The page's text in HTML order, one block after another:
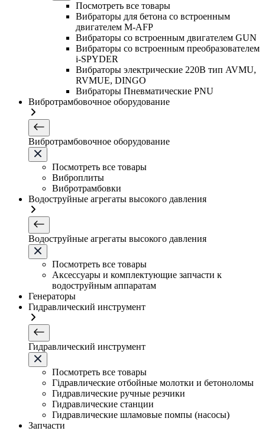
Посмотреть все товары
Вибраторы для бетона со встроенным
двигателем M-AFP
Вибраторы со встроенным двигателем GUN
Вибраторы со встроенным преобразователем
i-SPYDER
Вибраторы электрические 220B тип AVMU,
RVMUE, DINGO
Вибраторы Пневматические PNU
Вибротрамбовочное оборудование
Вибротрамбовочное оборудование
Посмотреть все товары
Виброплиты
Вибротрамбовки
Водоструйные агрегаты высокого давления
Водоструйные агрегаты высокого давления
Посмотреть все товары
Аксессуары и комплектующие запчасти к
водоструйным аппаратам
Генераторы
Гидравлический инструмент
Гидравлический инструмент
Посмотреть все товары
Гідравлические отбойные молотки и бетоноломы
Гидравлические ручные резчики
Гидравлические станции
Гидравлические шламовые помпы (насосы)
Запчасти